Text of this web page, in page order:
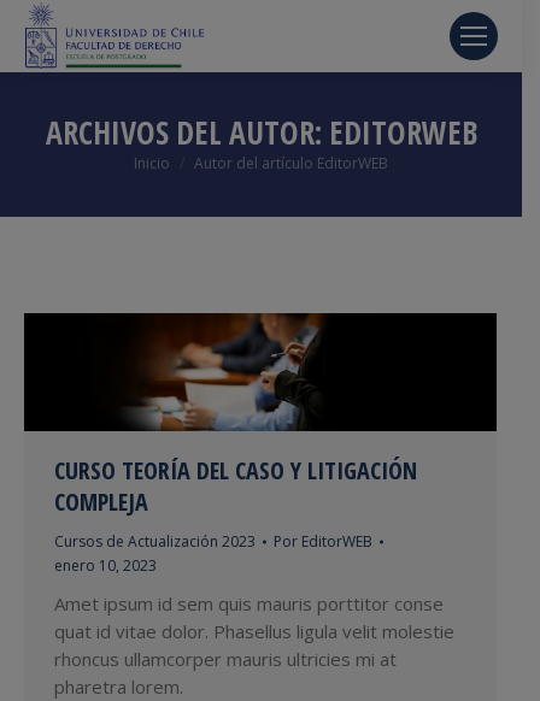
ARCHIVOS DEL AUTOR: EDITORWEB
Estás aquí:
Inicio Autor del artículo EditorWEB
CURSO TEORÍA DEL CASO Y LITIGACIÓN
COMPLEJA
Cursos de Actualización 2023 Por EditorWEB
enero 10, 2023
Amet ipsum id sem quis mauris porttitor conse
quat id vitae dolor. Phasellus ligula velit molestie
rhoncus ullamcorper mauris ultricies mi at
pharetra lorem.